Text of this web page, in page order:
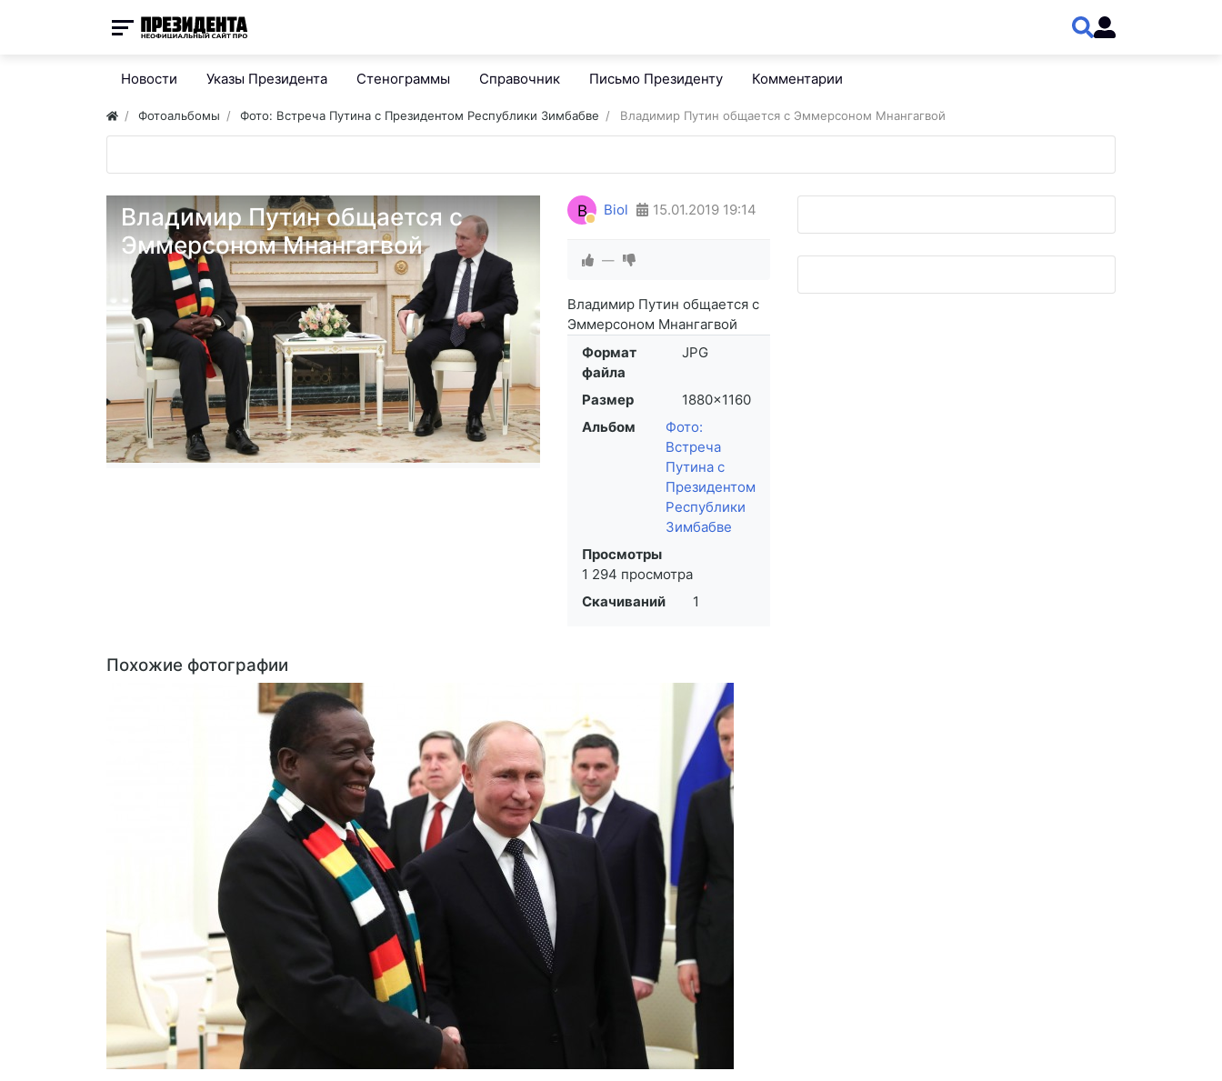
Новости Указы Президента Стенограммы Справочник Письмо Президенту Комментарии
Фотоальбомы Фото: Встреча Путина с Президентом Республики Зимбабве Владимир Путин общается с Эммерсоном Мнангагвой
Владимир Путин общается с
Эммерсоном Мнангагвой
B Biol 15.01.2019 19:14
—
Владимир Путин общается с
Эммерсоном Мнангагвой
Формат
файла
JPG
Размер
1880×1160
Альбом
Фото:
Встреча
Путина с
Президентом
Республики
Зимбабве
Просмотры
1 294 просмотра
Скачиваний
1
Похожие фотографии